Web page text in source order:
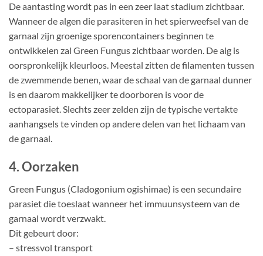
De aantasting wordt pas in een zeer laat stadium zichtbaar.
Wanneer de algen die parasiteren in het spierweefsel van de
garnaal zijn groenige sporencontainers beginnen te
ontwikkelen zal Green Fungus zichtbaar worden. De alg is
oorspronkelijk kleurloos. Meestal zitten de filamenten tussen
de zwemmende benen, waar de schaal van de garnaal dunner
is en daarom makkelijker te doorboren is voor de
ectoparasiet. Slechts zeer zelden zijn de typische vertakte
aanhangsels te vinden op andere delen van het lichaam van
de garnaal.
4. Oorzaken
Green Fungus (Cladogonium ogishimae) is een secundaire
parasiet die toeslaat wanneer het immuunsysteem van de
garnaal wordt verzwakt.
Dit gebeurt door:
– stressvol transport